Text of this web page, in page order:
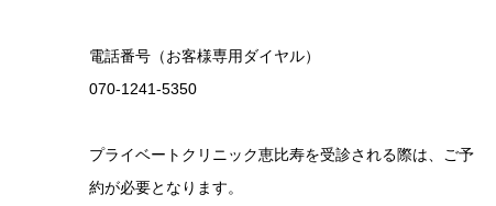
電話番号（お客様専用ダイヤル）
070-1241-5350
プライベートクリニック恵比寿を受診される際は、ご予
約が必要となります。